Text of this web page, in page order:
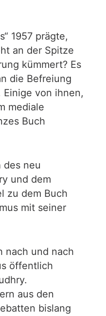
1957 prägte,
an der Spitze
kümmert? Es
die Befreiung
von ihnen,
mediale
Buch
des neu
und dem
zu dem Buch
mit seiner
nach und nach
öffentlich
aus den
bislang